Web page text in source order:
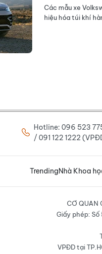
Các mẫu xe
hiệu hóa túi khí
Hotline: 096 523
/ 091 122 1222
TrendingNhà Khoa
CƠ QUAN
Giấy phép:
VPĐD tại